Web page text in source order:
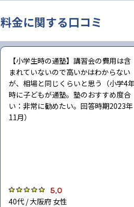
料金に関する口コミ
【小学生時の通塾】講習会の費用は含
まれていないので高いかはわからない
が、相場と同じくらいと思う（小学4
時に子どもが通塾。塾のおすすめ度合
い：非常に勧めたい。回答時期2023年
11月）
5.0
40代 / 大阪府 女性